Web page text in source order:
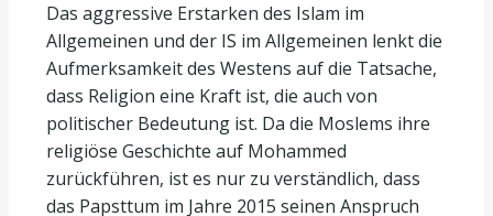
Das aggressive Erstarken des Islam im
Allgemeinen und der IS im Allgemeinen lenkt die
Aufmerksamkeit des Westens auf die Tatsache,
dass Religion eine Kraft ist, die auch von
politischer Bedeutung ist. Da die Moslems ihre
religiöse Geschichte auf Mohammed
zurückführen, ist es nur zu verständlich, dass
das Papsttum im Jahre 2015 seinen Anspruch